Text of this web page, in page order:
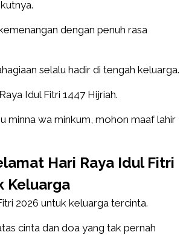
dengan penuh rasa
selalu hadir di tengah keluarga.
Idul Fitri 1447 Hijriah.
minna wa minkum, mohon maaf lahir
Hari Raya Idul Fitri
Keluarga
2026 untuk keluarga tercinta.
cinta dan doa yang tak pernah